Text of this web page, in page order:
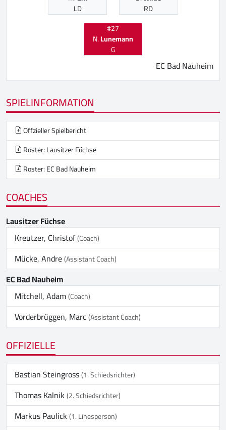
LD
RD
#27
N.Lunemann
G
EC Bad Nauheim
SPIELINFORMATION
Offzieller Spielbericht
Roster: Lausitzer Füchse
Roster: EC Bad Nauheim
COACHES
Lausitzer Füchse
Kreutzer, Christof(Coach)
Mücke, Andre(Assistant Coach)
EC Bad Nauheim
Mitchell, Adam(Coach)
Vorderbrüggen, Marc(Assistant Coach)
OFFIZIELLE
Bastian Steingross(1. Schiedsrichter)
Thomas Kalnik(2. Schiedsrichter)
Markus Paulick(1. Linesperson)